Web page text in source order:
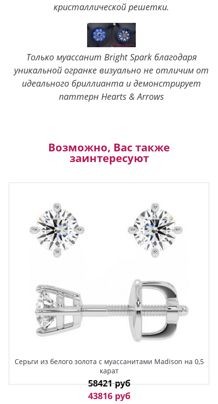
кристаллической решетки.
Только муассанит Bright Spark благодаря
уникальной огранке визуально не отличим от
идеального бриллианта и демонстрирует
паттерн Hearts & Arrows
Возможно, Вас также
заинтересуют
Серьги из белого золота с муассанитами Madison на 0,5
карат
58421 руб
43816 руб